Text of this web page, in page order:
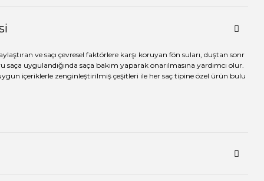
ve saçı çevresel faktörlere karşı koruyan fön suları, duştan sonr
saça uygulandığında saça bakım yaparak onarılmasına yardımcı olur.
içeriklerle zenginleştirilmiş çeşitleri ile her saç tipine özel ürün bulu